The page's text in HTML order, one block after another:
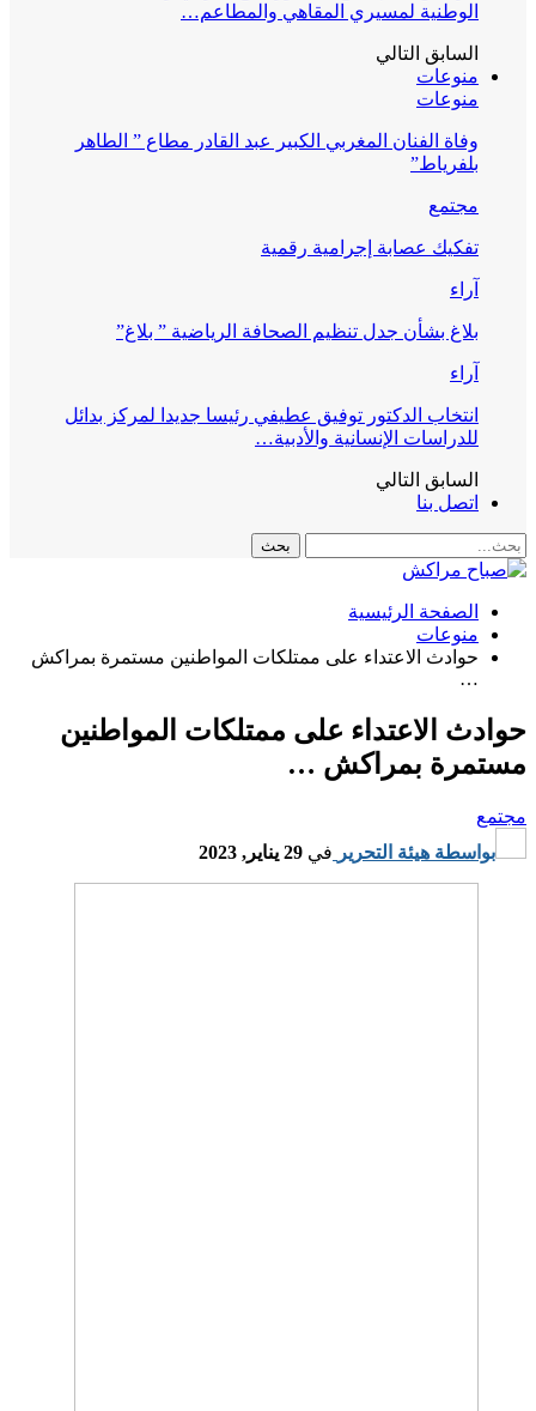
الوطنية لمسيري المقاهي والمطاعم…
السابق التالي
منوعات
منوعات
وفاة الفنان المغربي الكبير عبد القادر مطاع ” الطاهر
بلفرياط”
مجتمع
تفكيك عصابة إجرامية رقمية
آراء
بلاغ بشأن جدل تنظيم الصحافة الرياضية ” بلاغ”
آراء
انتخاب الدكتور توفيق عطيفي رئيسا جديدا لمركز بدائل
للدراسات الإنسانية والأدبية…
السابق التالي
اتصل بنا
الصفحة الرئيسية
منوعات
حوادث الاعتداء على ممتلكات المواطنين مستمرة بمراكش
…
حوادث الاعتداء على ممتلكات المواطنين
مستمرة بمراكش …
مجتمع
بواسطة هيئة التحرير في 29 يناير, 2023